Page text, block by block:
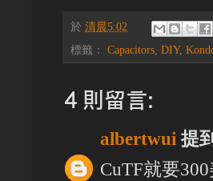
於 清晨5:02
標籤： Capacitors DIY,
4 則留言:
albertwui 提
CuTF就要